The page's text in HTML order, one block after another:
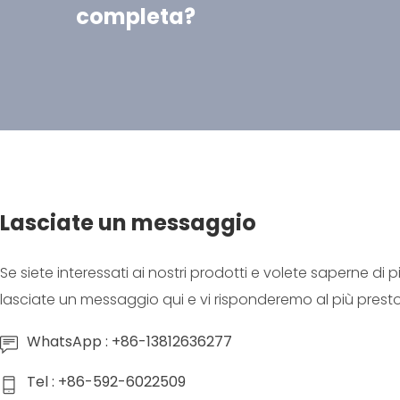
completa?
Lasciate un messaggio
Se siete interessati ai nostri prodotti e volete saperne di
lasciate un messaggio qui e vi risponderemo al più
WhatsApp : +86-13812636277
Tel : +86-592-6022509